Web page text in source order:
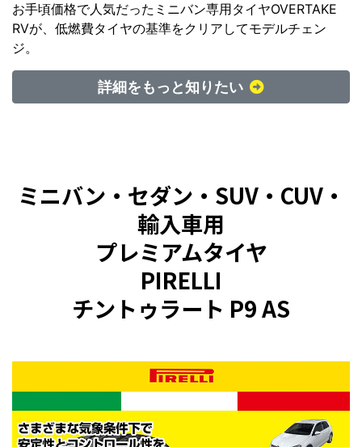
お手頃価格で人気だったミニバン専用タイヤOVERTAKE
RVが、低燃費タイヤの基準をクリアしてモデルチェン
ジ。
詳細をもっと知りたい
ミニバン・セダン・SUV・CUV・
輸入車用
プレミアムタイヤ
PIRELLI
チントゥラート P9 AS